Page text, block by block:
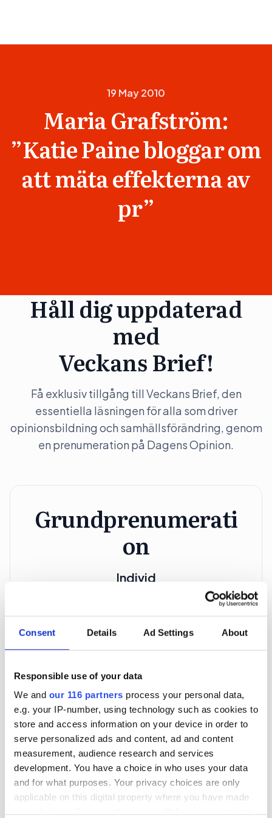
Consent Details Ad Settings About
Responsible use of your data
We and our 116 partners process your personal data,
e.g. your IP-number, using technology such as cookies to
store and access information on your device in order to
serve personalized ads and content, ad and content
measurement, audience research and services
development. You have a choice in who uses your data
and for what purposes. Your privacy choices are only
applicable on this digital property where you have made
19 May 2010
Maria Grafström:
”Katie Paine bloggar om
att mäta effekterna av
pr”
Håll dig uppdaterad
med
Veckans Brief!
Få exklusiv tillgång till Veckans Brief, den
essentiella läsningen för alla som driver
opinionsbildning och samhällsförändring, genom
en prenumeration på Dagens Opinion.
Grundprenumerati
on
Individ
3 705 kr
För en mottagare
40 utgåvor under ett år
Prenumerera
*Moms (6 %) ingår i alla priser.